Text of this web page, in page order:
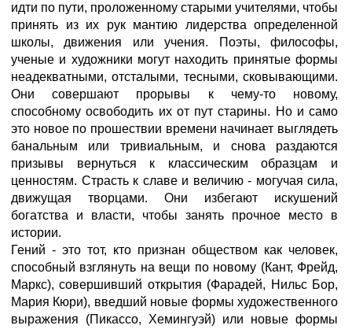
идти по пути, проложенному старыми учителями, чтобы
принять из их рук мантию лидерства определенной
школы, движения или учения. Поэты, философы,
ученые и художники могут находить принятые формы
неадекватными, отсталыми, тесными, сковывающими.
Они совершают прорывы к чему-то новому,
способному освободить их от пут старины. Но и само
это новое по прошествии времени начинает выглядеть
банальным или тривиальным, и снова раздаются
призывы вернуться к классическим образцам и
ценностям. Страсть к славе и величию - могучая сила,
движущая творцами. Они избегают искушений
богатства и власти, чтобы занять прочное место в
истории.
Гений - это тот, кто признан обществом как человек,
способный взглянуть на вещи по новому (Кант, Фрейд,
Маркс), совершивший открытия (Фарадей, Нильс Бор,
Мария Кюри), введший новые формы художественного
выражения (Пикассо, Хемингуэй) или новые формы